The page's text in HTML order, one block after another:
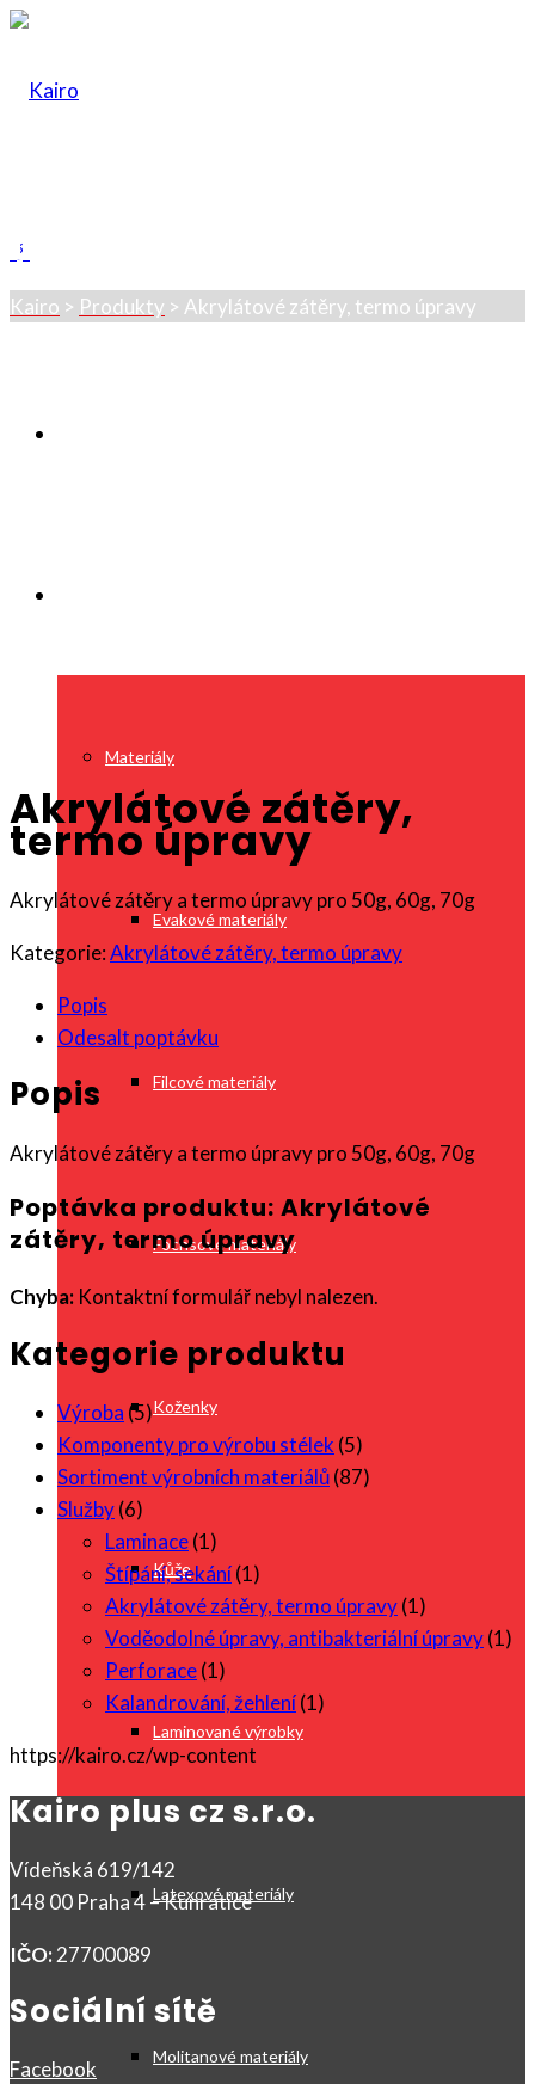
Materiály
Evakové materiály
Filcové materiály
Fochsové materiály
Koženky
Kůže
Laminované výrobky
Latexové materiály
Molitanové materiály
termo úpravy
Kairo > Produkty > Akrylátové zátěry, termo úpravy
Akrylátové zátěry,
termo úpravy
Akrylátové zátěry a termo úpravy pro 50g, 60g, 70g
Kategorie:Akrylátové zátěry, termo úpravy
Popis
Odesalt poptávku
Popis
Akrylátové zátěry a termo úpravy pro 50g, 60g, 70g
Poptávka produktu: Akrylátové
zátěry, termo úpravy
Chyba: Kontaktní formulář nebyl nalezen.
Kategorie produktu
Výroba (5)
Komponenty pro výrobu stélek (5)
Sortiment výrobních materiálů(87)
Služby(6)
Laminace(1)
Štípání, sekání(1)
Akrylátové zátěry, termo úpravy(1)
Voděodolné úpravy, antibakteriální úpravy(1)
Perforace(1)
Kalandrování, žehlení(1)
https://kairo.cz/wp-content
Kairo plus cz s.r.o.
Vídeňská 619/142
148 00 Praha 4 – Kunratice
IČO: 27700089
Sociální sítě
Facebook